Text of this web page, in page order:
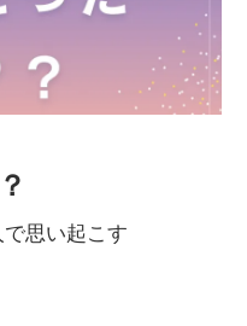
思い起こす